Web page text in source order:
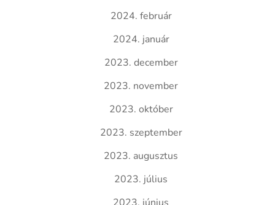
2024. február
2024. január
2023. december
2023. november
2023. október
2023. szeptember
2023. augusztus
2023. július